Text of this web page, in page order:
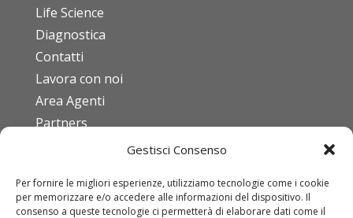
Gestisci Consenso
Per fornire le migliori esperienze, utilizziamo tecnologie come i cookie
per memorizzare e/o accedere alle informazioni del dispositivo. Il
consenso a queste tecnologie ci permetterà di elaborare dati come il
Life Science
Diagnostica
Contatti
Lavora con noi
Area Agenti
Partners
Codice etico
ISO 9001:2015